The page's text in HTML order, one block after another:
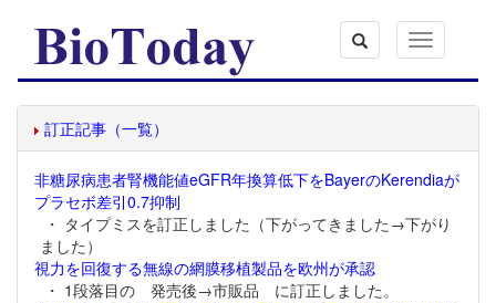
Toggle
navigation
訂正記事（一覧）
非糖尿病患者腎機能値eGFR年換算低下をBayerのKerendiaが
プラセボ差引0.7抑制
・ タイプミスを訂正しました（下がってきました→下がり
ました）
視力を回復する無線の網膜移植製品を欧州が承認
・ 1段落目の 発売後→市販品 に訂正しました。